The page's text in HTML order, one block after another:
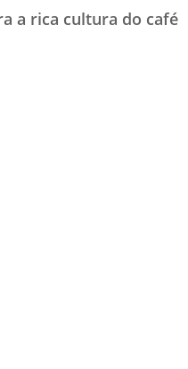
a rica cultura do café